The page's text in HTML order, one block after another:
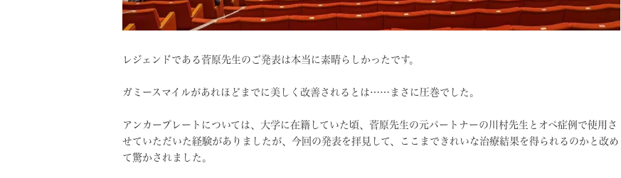
レジェンドである菅原先生のご発表は本当に素晴らしかったです。
ガミースマイルがあれほどまでに美しく改善されるとは……まさに圧巻でした。
アンカープレートについては、大学に在籍していた頃、菅原先生の元パートナーの川村先生とオペ症例で使用さ
せていただいた経験がありましたが、今回の発表を拝見して、ここまできれいな治療結果を得られるのかと改め
て驚かされました。